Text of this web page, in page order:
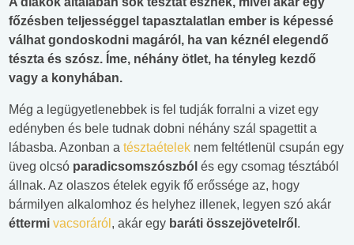
főzésben teljességgel tapasztalatlan ember is képessé
válhat gondoskodni magáról, ha van kéznél elegendő
tészta és szósz. Íme, néhány ötlet, ha tényleg kezdő
vagy a konyhában.
Még a legügyetlenebbek is fel tudják forralni a vizet egy
edényben és bele tudnak dobni néhány szál spagettit a
lábasba. Azonban a tésztaételek nem feltétlenül csupán egy
üveg olcsó paradicsomszószból és egy csomag tésztából
állnak. Az olaszos ételek egyik fő erőssége az, hogy
bármilyen alkalomhoz és helyhez illenek, legyen szó akár
éttermi vacsoráról , akár egy baráti összejövetelről .